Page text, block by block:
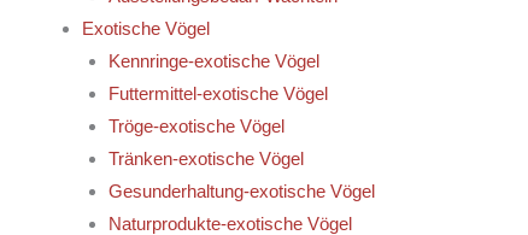
Exotische Vögel
Kennringe-exotische Vögel
Futtermittel-exotische Vögel
Tröge-exotische Vögel
Tränken-exotische Vögel
Gesunderhaltung-exotische Vögel
Naturprodukte-exotische Vögel